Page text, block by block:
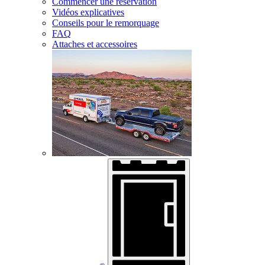
Vidéos explicatives
Conseils pour le remorquage
FAQ
Attaches et accessoires